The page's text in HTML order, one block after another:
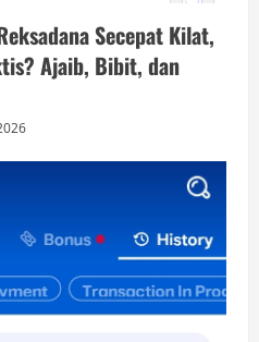
Secepat Kilat,
Ajaib, Bibit, dan